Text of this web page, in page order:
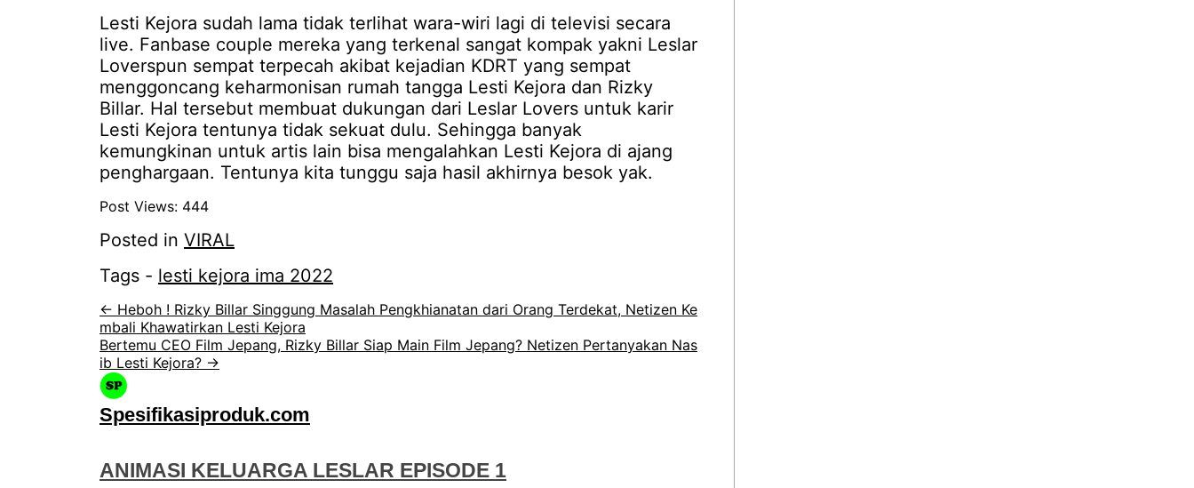
Lesti Kejora sudah lama tidak terlihat wara-wiri lagi di televisi secara
live. Fanbase couple mereka yang terkenal sangat kompak yakni Leslar
Loverspun sempat terpecah akibat kejadian KDRT yang sempat
menggoncang keharmonisan rumah tangga Lesti Kejora dan Rizky
Billar. Hal tersebut membuat dukungan dari Leslar Lovers untuk karir
Lesti Kejora tentunya tidak sekuat dulu. Sehingga banyak
kemungkinan untuk artis lain bisa mengalahkan Lesti Kejora di ajang
penghargaan. Tentunya kita tunggu saja hasil akhirnya besok yak.
Post Views: 444
Posted in VIRAL
Tags - lesti kejora ima 2022
← Heboh ! Rizky Billar Singgung Masalah Pengkhianatan dari Orang Terdekat, Netizen Ke
mbali Khawatirkan Lesti Kejora
Bertemu CEO Film Jepang, Rizky Billar Siap Main Film Jepang? Netizen Pertanyakan Nas
ib Lesti Kejora? →
Spesifikasiproduk.com
ANIMASI KELUARGA LESLAR EPISODE 1